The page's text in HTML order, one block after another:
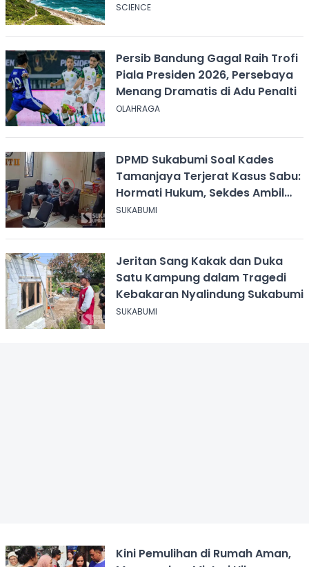
SCIENCE
Persib Bandung Gagal Raih Trofi
Piala Presiden 2026, Persebaya
Menang Dramatis di Adu Penalti
OLAHRAGA
DPMD Sukabumi Soal Kades
Tamanjaya Terjerat Kasus Sabu:
Hormati Hukum, Sekdes Ambil
Alih Pelayanan
SUKABUMI
Jeritan Sang Kakak dan Duka
Satu Kampung dalam Tragedi
Kebakaran Nyalindung Sukabumi
SUKABUMI
Kini Pemulihan di Rumah Aman,